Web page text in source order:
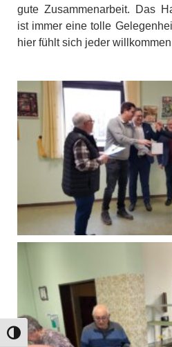
Umschalten auf hohe Kontraste
gute Zusammenarbeit. Das
ist immer eine tolle
hier fühlt sich jeder